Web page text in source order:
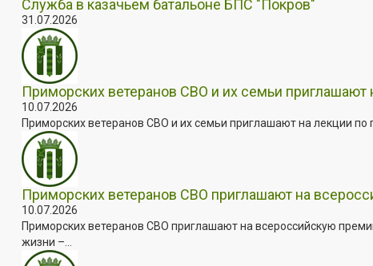
Служба в казачьем батальоне БПС "Покров"
31.07.2026
Приморских ветеранов СВО и их семьи
10.07.2026
Приморских ветеранов СВО и их семьи приглашают на лекции
Приморских ветеранов СВО приглашают на
10.07.2026
Приморских ветеранов СВО приглашают на всероссийскую
жизни –...